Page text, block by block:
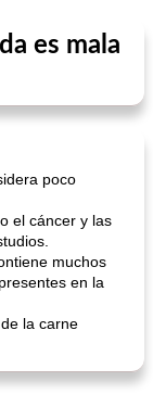
es mala
poco
el cáncer y las
muchos
en la
la carne